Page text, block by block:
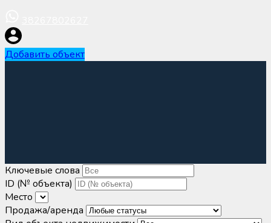
Добавить объект
Ключевые слова
ID (№ объекта)
Место
Продажа/аренда